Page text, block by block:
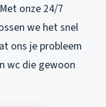
onze 24/7
we het snel
ons je probleem
wc die gewoon